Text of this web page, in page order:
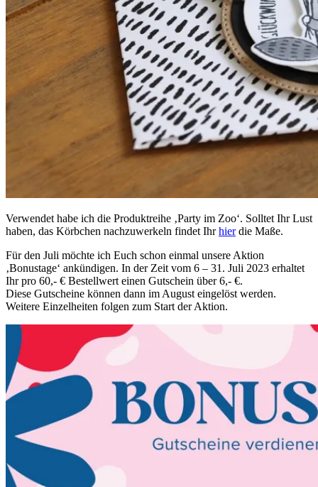
Verwendet habe ich die Produktreihe ‚Party im Zoo‘. Solltet Ihr Lust
haben, das Körbchen nachzuwerkeln findet Ihrhierdie Maße.
Für den Juli möchte ich Euch schon einmal unsere Aktion
‚Bonustage‘ ankündigen. In der Zeit vom 6 – 31. Juli 2023 erhaltet
Ihr pro 60,- € Bestellwert einen Gutschein über 6,- €.
Diese Gutscheine können dann im August eingelöst werden.
Weitere Einzelheiten folgen zum Start der Aktion.